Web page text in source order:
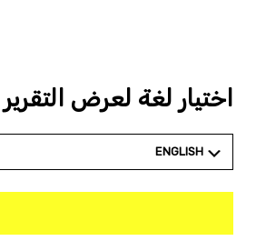
اختيار لغة لعرض التقرير
ENGLISH